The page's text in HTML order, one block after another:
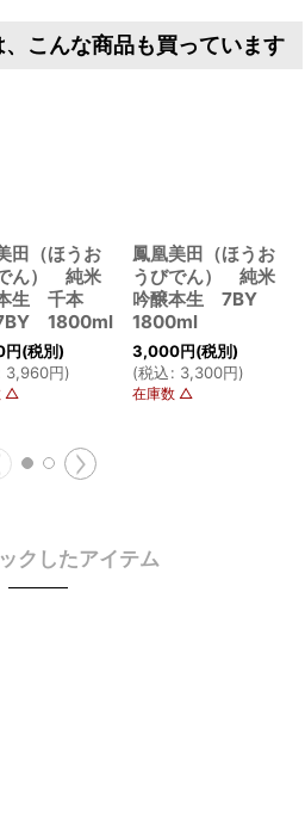
こんな商品も買っています
田（ほうお
ん） 純米
生 千本
1800ml
円(税別)
3,960円)
△
鳳凰美田（ほうお
うびでん） 純米
吟醸本生 7BY
1800ml
3,000円(税別)
(税込: 3,300円)
在庫数 △
クしたアイテム